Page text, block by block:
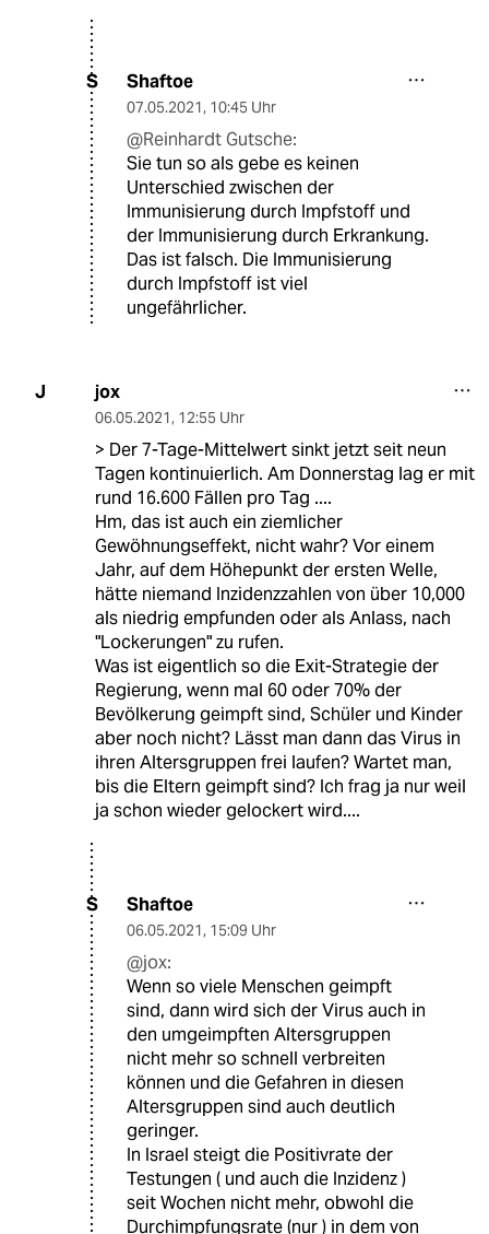
S Shaftoe
07.05.2021, 10:45 Uhr
@Reinhardt Gutsche:
Sie tun so als gebe es keinen
Unterschied zwischen der
Immunisierung durch Impfstoff und
der Immunisierung durch Erkrankung.
Das ist falsch. Die Immunisierung
durch Impfstoff ist viel
ungefährlicher.
J jox
06.05.2021, 12:55 Uhr
> Der 7-Tage-Mittelwert sinkt jetzt seit neun
Tagen kontinuierlich. Am Donnerstag lag er mit
rund 16.600 Fällen pro Tag ....
Hm, das ist auch ein ziemlicher
Gewöhnungseffekt, nicht wahr? Vor einem
Jahr, auf dem Höhepunkt der ersten Welle,
hätte niemand Inzidenzzahlen von über 10,000
als niedrig empfunden oder als Anlass, nach
"Lockerungen" zu rufen.
Was ist eigentlich so die Exit-Strategie der
Regierung, wenn mal 60 oder 70% der
Bevölkerung geimpft sind, Schüler und Kinder
aber noch nicht? Lässt man dann das Virus in
ihren Altersgruppen frei laufen? Wartet man,
bis die Eltern geimpft sind? Ich frag ja nur weil
ja schon wieder gelockert wird....
S Shaftoe
06.05.2021, 15:09 Uhr
@jox:
Wenn so viele Menschen geimpft
sind, dann wird sich der Virus auch in
den umgeimpften Altersgruppen
nicht mehr so schnell verbreiten
können und die Gefahren in diesen
Altersgruppen sind auch deutlich
geringer.
In Israel steigt die Positivrate der
Testungen ( und auch die Inzidenz )
seit Wochen nicht mehr, obwohl die
Durchimpfungsrate (nur ) in dem von